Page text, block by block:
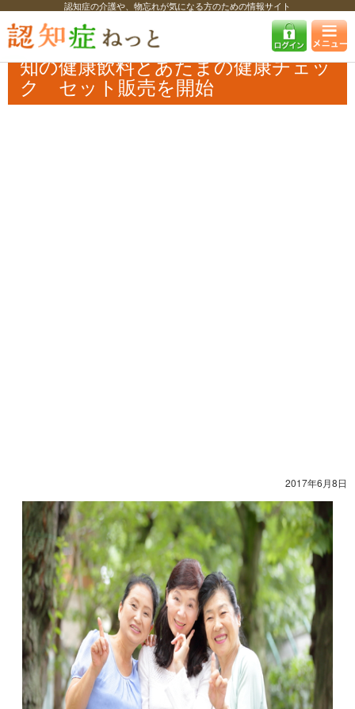
認知症の介護や、物忘れが気になる方のための情報サイト
認知症ねっと 認知症最新ニュース 予防・改善
知の健康飲料とあたま
の健康チェック セット販売を開始
知の健康飲料とあたまの健康チェッ
ク セット販売を開始
2017年6月8日